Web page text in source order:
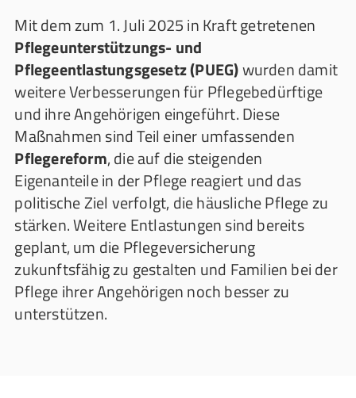
Mit dem zum 1. Juli 2025 in Kraft getretenen
Pflegeunterstützungs- und
Pflegeentlastungsgesetz (PUEG)wurden damit
weitere Verbesserungen für Pflegebedürftige
und ihre Angehörigen eingeführt. Diese
Maßnahmen sind Teil einer umfassenden
Pflegereform, die auf die steigenden
Eigenanteile in der Pflege reagiert und das
politische Ziel verfolgt, die häusliche Pflege zu
stärken. Weitere Entlastungen sind bereits
geplant, um die Pflegeversicherung
zukunftsfähig zu gestalten und Familien bei der
Pflege ihrer Angehörigen noch besser zu
unterstützen.